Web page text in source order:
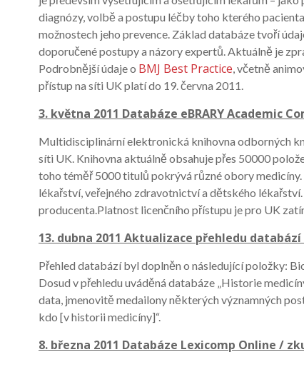
diagnózy, volbě a postupu léčby toho kterého
možnostech jeho prevence. Základ databáze tvoří
doporučené postupy a názory expertů. Aktuálně je
Podrobnější údaje o BMJ Best Practice, včetně
přístup na síti UK platí do 19. června 2011.
3. května 2011 Databáze eBRARY Academic
Multidisciplinární elektronická knihovna odborných
síti UK. Knihovna aktuálně obsahuje přes 50000
toho téměř 5000 titulů pokrývá různé obory
lékařství, veřejného zdravotnictví a dětského
producenta.Platnost licenčního přístupu je pro UK
13. dubna 2011 Aktualizace přehledu
Přehled databází byl doplněn o následující položky:
Dosud v přehledu uváděná databáze „Historie
data, jmenovitě medailony některých významných
kdo [v historii medicíny]“.
8. března 2011 Databáze Lexicomp Online /